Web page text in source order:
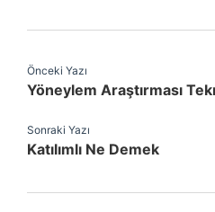
Önceki Yazı
Yöneylem Araştırması
Sonraki Yazı
Katılımlı Ne Demek